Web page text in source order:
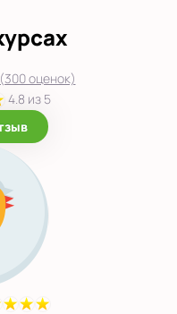
оценок)
4.8 из 5